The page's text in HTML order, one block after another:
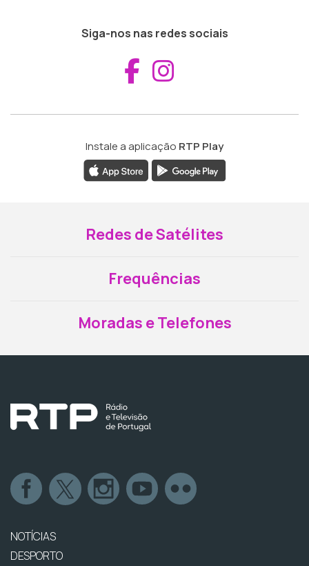
Siga-nos nas redes sociais
Aceder ao
Instale a aplicação RTP Play
Redes de Satélites
Frequências
Moradas e Telefones
NOTÍCIAS
DESPORTO